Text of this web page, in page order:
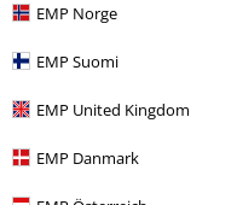
EMP Norge
EMP Suomi
EMP United Kingdom
EMP Danmark
%